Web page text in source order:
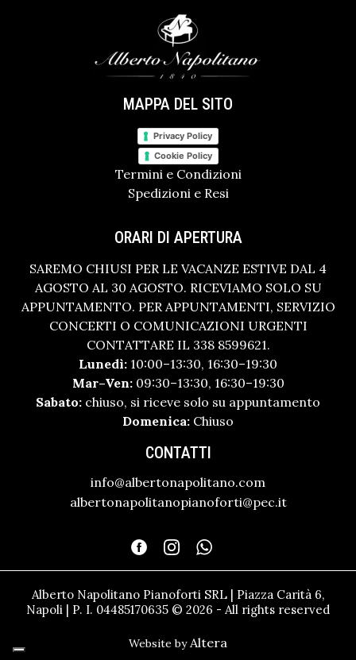
MAPPA DEL SITO
Privacy Policy
Cookie Policy
Termini e Condizioni
Spedizioni e Resi
ORARI DI APERTURA
SAREMO CHIUSI PER LE VACANZE ESTIVE DAL 4
AGOSTO AL 30 AGOSTO. RICEVIAMO SOLO SU
APPUNTAMENTO. PER APPUNTAMENTI, SERVIZIO
CONCERTI O COMUNICAZIONI URGENTI
CONTATTARE IL 338 8599621.
Lunedì: 10:00–13:30, 16:30–19:30
Mar–Ven:09:30–13:30, 16:30–19:30
Sabato: chiuso, si riceve solo su appuntamento
Domenica: Chiuso
CONTATTI
info@albertonapolitano.com
albertonapolitanopianoforti@pec.it
Alberto Napolitano Pianoforti SRL | Piazza Carità 6,
Napoli | P. I. 04485170635 © 2026 - All rights reserved
Website by Altera